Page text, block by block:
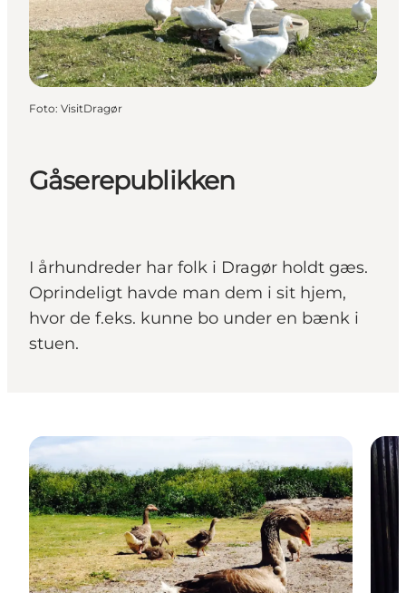
Praktisk
Gåserepublikken
I århundreder har folk i Dragør holdt gæs.
Oprindeligt havde man dem i sit hjem,
hvor de f.eks. kunne bo under en bænk i
stuen.
Foto: VisitDragør